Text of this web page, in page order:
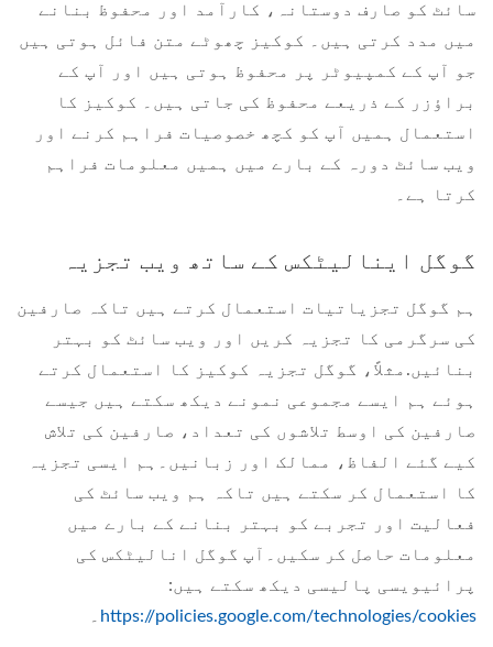
سائٹ کو صارف دوستانہ، کارآمد اور محفوظ بنانے
میں مدد کرتی ہیں۔ کوکیز چھوٹے متن فائل ہوتی ہیں
جو آپ کے کمپیوٹر پر محفوظ ہوتی ہیں اور آپ کے
براؤزر کے ذریعے محفوظ کی جاتی ہیں۔ کوکیز کا
استعمال ہمیں آپ کو کچھ خصوصیات فراہم کرنے اور
ویب سائٹ دورہ کے بارے میں ہمیں معلومات فراہم
کرتا ہے۔
گوگل اینالیٹکس کے ساتھ ویب تجزیہ
ہم گوگل تجزیاتیات استعمال کرتے ہیں تاکہ صارفین
کی سرگرمی کا تجزیہ کریں اور ویب سائٹ کو بہتر
بنائیں.مثلاً، گوگل تجزیہ کوکیز کا استعمال کرتے
ہوئے ہم ایسے مجموعی نمونے دیکھ سکتے ہیں جیسے
صارفین کی اوسط تلاشوں کی تعداد، صارفین کی تلاش
کیے گئے الفاظ، ممالک اور زبانیں۔ہم ایسی تجزیہ
کا استعمال کر سکتے ہیں تاکہ ہم ویب سائٹ کی
فعالیت اور تجربے کو بہتر بنانے کے بارے میں
معلومات حاصل کر سکیں۔آپ گوگل انالیٹکس کی
پرائیویسی پالیسی دیکھ سکتے ہیں:
https://policies.google.com/technologies/cookies